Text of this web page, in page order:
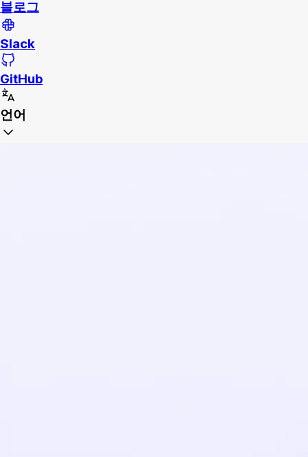
블로그
Slack
GitHub
언어